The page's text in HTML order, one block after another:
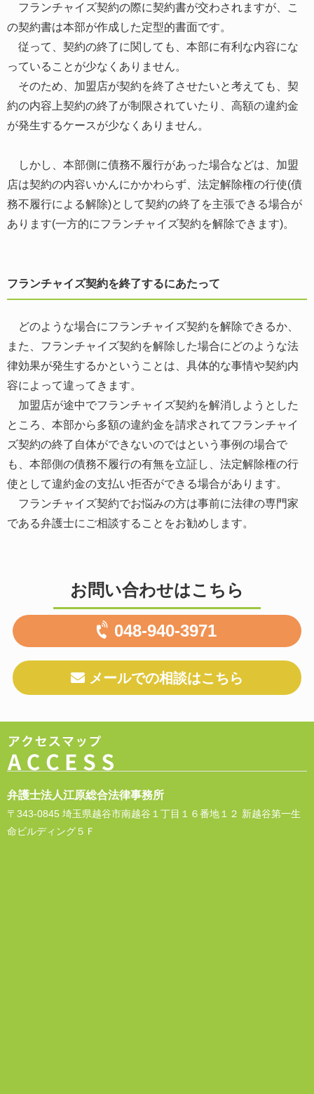
フランチャイズ契約の際に契約書が交わされますが、こ
の契約書は本部が作成した定型的書面です。
従って、契約の終了に関しても、本部に有利な内容にな
っていることが少なくありません。
そのため、加盟店が契約を終了させたいと考えても、契
約の内容上契約の終了が制限されていたり、高額の違約金
が発生するケースが少なくありません。
しかし、本部側に債務不履行があった場合などは、加盟
店は契約の内容いかんにかかわらず、法定解除権の行使(債
務不履行による解除)として契約の終了を主張できる場合が
あります(一方的にフランチャイズ契約を解除できます)。
フランチャイズ契約を終了するにあたって
どのような場合にフランチャイズ契約を解除できるか、
また、フランチャイズ契約を解除した場合にどのような法
律効果が発生するかということは、具体的な事情や契約内
容によって違ってきます。
加盟店が途中でフランチャイズ契約を解消しようとした
ところ、本部から多額の違約金を請求されてフランチャイ
ズ契約の終了自体ができないのではという事例の場合で
も、本部側の債務不履行の有無を立証し、法定解除権の行
使として違約金の支払い拒否ができる場合があります。
フランチャイズ契約でお悩みの方は事前に法律の専門家
である弁護士にご相談することをお勧めします。
お問い合わせはこちら
048-940-3971
メールでの相談はこちら
弁護士法人江原総合法律事務所
〒343-0845 埼玉県越谷市南越谷１丁目１６番地１２ 新越谷第一生
命ビルディング５Ｆ